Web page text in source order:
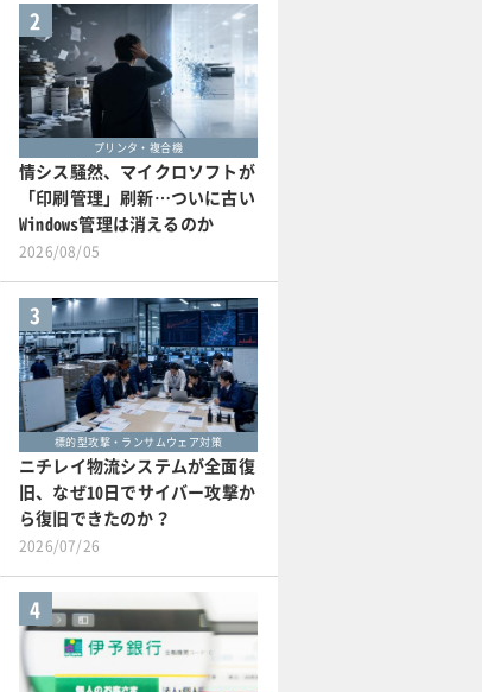
2
プリンタ・複合機
情シス騒然、マイクロソフトが
「印刷管理」刷新…ついに古い
Windows管理は消えるのか
2026/08/05
3
標的型攻撃・ランサムウェア対策
ニチレイ物流システムが全面復
旧、なぜ10日でサイバー攻撃か
ら復旧できたのか？
2026/07/26
4